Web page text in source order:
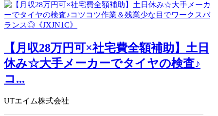
【月収28万円可×社宅費全額補助】土日
休み☆大手メーカーでタイヤの検査♪
コ...
UTエイム株式会社